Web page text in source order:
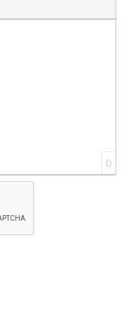
0
ԱԺ ՆԱԽԱԳԱՀ